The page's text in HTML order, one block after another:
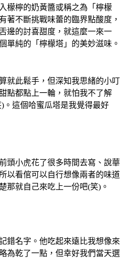
檬檸的奶黃醬或稱之為「檸檬
著不斷挑戰味蕾的臨界點酸度，
邊的討喜甜度，就這麼一來一
單純的「檸檬塔」的美妙滋味。
就此鬆手，但深知我思緒的小叮
點都點上一輪，就怕我不了解
)。這個哈蜜瓜塔是我覺得最好
頭小虎花了很多時間去寫、說華
以看倌可以自行想像兩者的味道
那就自己來吃上一份吧(笑)。
錯名字。他吃起來遠比我想像來
為乾了一點，但幸好我們當天選